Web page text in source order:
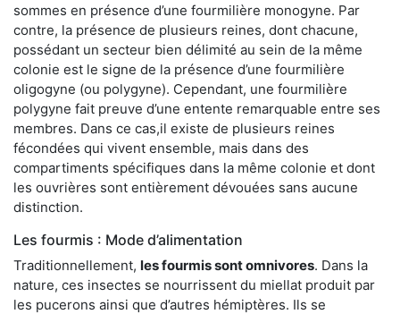
sommes en présence d’une fourmilière monogyne. Par
contre, la présence de plusieurs reines, dont chacune,
possédant un secteur bien délimité au sein de la même
colonie est le signe de la présence d’une fourmilière
oligogyne (ou polygyne). Cependant, une fourmilière
polygyne fait preuve d’une entente remarquable entre ses
membres. Dans ce cas,il existe de plusieurs reines
fécondées qui vivent ensemble, mais dans des
compartiments spécifiques dans la même colonie et dont
les ouvrières sont entièrement dévouées sans aucune
distinction.
Les fourmis : Mode d’alimentation
Traditionnellement, les fourmis sont omnivores. Dans la
nature, ces insectes se nourrissent du miellat produit par
les pucerons ainsi que d’autres hémiptères. Ils se